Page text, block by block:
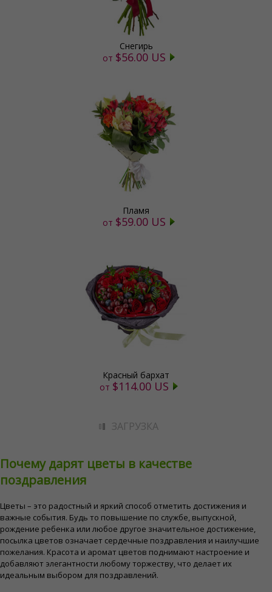
Снегирь
от $56.00 US
Пламя
от $59.00 US
Красный бархат
от $114.00 US
ЗАГРУЗКА
Почему дарят цветы в качестве
поздравления
Цветы – это радостный и яркий способ отметить достижения и
важные события. Будь то повышение по службе, выпускной,
рождение ребенка или любое другое значительное достижение,
посылка цветов означает сердечные поздравления и наилучшие
пожелания. Красота и аромат цветов поднимают настроение и
добавляют элегантности любому торжеству, что делает их
идеальным выбором для поздравлений.